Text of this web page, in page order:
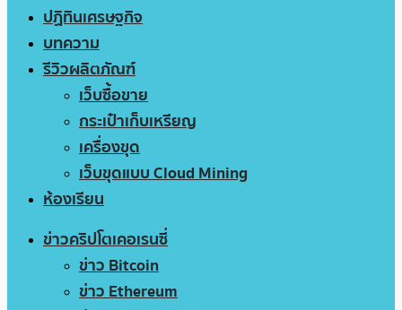
ปฏิทินเศรษฐกิจ
บทความ
รีวิวผลิตภัณฑ์
เว็บซื้อขาย
กระเป๋าเก็บเหรียญ
เครื่องขุด
เว็บขุดแบบ Cloud Mining
ห้องเรียน
ข่าวคริปโตเคอเรนซี่
ข่าว Bitcoin
ข่าว Ethereum